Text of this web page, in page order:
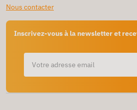
Nous contacter
Inscrivez-vous à la newsletter et